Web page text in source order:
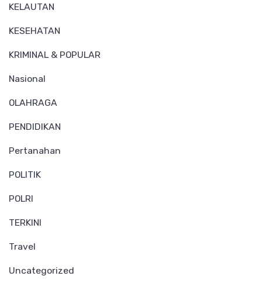
KELAUTAN
KESEHATAN
KRIMINAL & POPULAR
Nasional
OLAHRAGA
PENDIDIKAN
Pertanahan
POLITIK
POLRI
TERKINI
Travel
Uncategorized